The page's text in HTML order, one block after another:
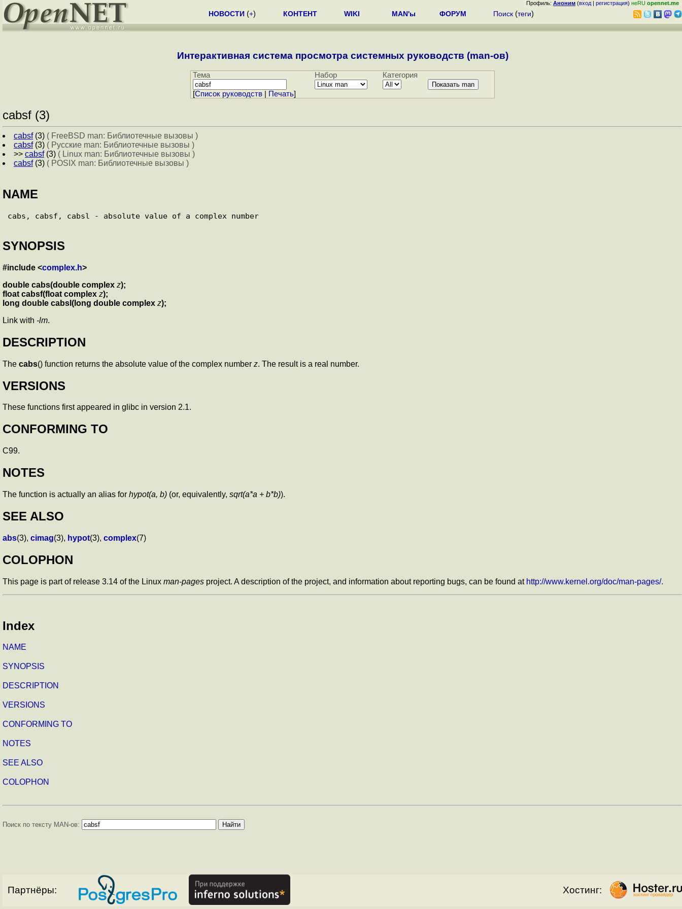
Профиль: Аноним (вход | регистрация) неRU opennet.me
НОВОСТИ (+) КОНТЕНТ WIKI MAN'ы ФОРУМ Поиск (теги)
Интерактивная система просмотра системных руководств (man-ов)
Тема Набор Категория
[Cписок руководств| Печать]
cabsf (3)
cabsf(3) ( FreeBSD man: Библиотечные вызовы )
cabsf(3) ( Русские man: Библиотечные вызовы )
>> cabsf(3) ( Linux man: Библиотечные вызовы )
cabsf(3) ( POSIX man: Библиотечные вызовы )
NAME
SYNOPSIS
#include <complex.h>
double cabs(double complex z);
float cabsf(float complex z);
long double cabsl(long double complex z);
Link with -lm.
DESCRIPTION
The cabs() function returns the absolute value of the complex number z. The result is a real number.
VERSIONS
These functions first appeared in glibc in version 2.1.
CONFORMING TO
C99.
NOTES
The function is actually an alias for hypot(a, b) (or, equivalently, sqrt(a*a + b*b)).
SEE ALSO
abs(3), cimag(3), hypot(3), complex(7)
COLOPHON
This page is part of release 3.14 of the Linux man-pages project. A description of the project, and information about reporting bugs, can be found at http://www.kernel.org/doc/man-pages/.
Index
NAME
SYNOPSIS
DESCRIPTION
VERSIONS
CONFORMING TO
NOTES
SEE ALSO
COLOPHON
Поиск по тексту MAN-ов:
Партнёры: Хостинг: